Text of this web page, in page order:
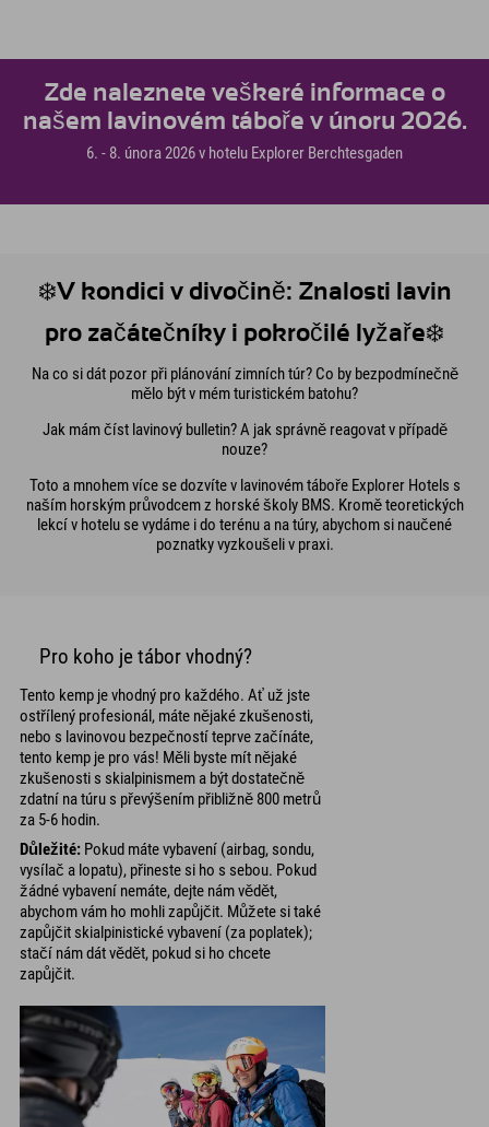
Zde naleznete veškeré informace o
našem lavinovém táboře v únoru 2026.
6. - 8. února 2026 v hotelu Explorer Berchtesgaden
❄️V kondici v divočině: Znalosti lavin
pro začátečníky i pokročilé lyžaře❄️
Na co si dát pozor při plánování zimních túr? Co by bezpodmínečně
mělo být v mém turistickém batohu?
Jak mám číst lavinový bulletin? A jak správně reagovat v případě
nouze?
Toto a mnohem více se dozvíte v lavinovém táboře Explorer Hotels s
naším horským průvodcem z horské školy BMS. Kromě teoretických
lekcí v hotelu se vydáme i do terénu a na túry, abychom si naučené
poznatky vyzkoušeli v praxi.
Pro koho je tábor vhodný?
Tento kemp je vhodný pro každého. Ať už jste
ostřílený profesionál, máte nějaké zkušenosti,
nebo s lavinovou bezpečností teprve začínáte,
tento kemp je pro vás! Měli byste mít nějaké
zkušenosti s skialpinismem a být dostatečně
zdatní na túru s převýšením přibližně 800 metrů
za 5-6 hodin.
Důležité: Pokud máte vybavení (airbag, sondu,
vysílač a lopatu), přineste si ho s sebou. Pokud
žádné vybavení nemáte, dejte nám vědět,
abychom vám ho mohli zapůjčit. Můžete si také
zapůjčit skialpinistické vybavení (za poplatek);
stačí nám dát vědět, pokud si ho chcete
zapůjčit.